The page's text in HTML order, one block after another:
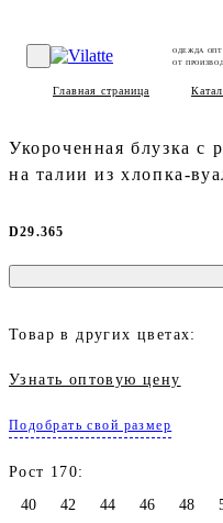
ОДЕЖДА
ОТ
Главная страница
Укороченная блузка с
на талии из хлопка-
D29.365
Товар в других цветах:
Узнать оптовую цену
Подобрать свой размер
Рост 170:
40
42 44 46 48